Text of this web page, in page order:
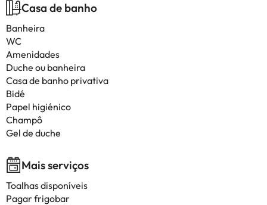
Casa de banho
Banheira
WC
Amenidades
Duche ou banheira
Casa de banho privativa
Bidé
Papel higiénico
Champô
Gel de duche
Mais serviços
Toalhas disponíveis
Pagar frigobar